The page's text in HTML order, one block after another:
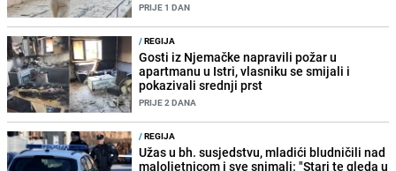
PRIJE 1 DAN
/REGIJA
Gosti iz Njemačke napravili požar u
apartmanu u Istri, vlasniku se smijali i
pokazivali srednji prst
PRIJE 2 DANA
/REGIJA
Užas u bh. susjedstvu, mladići bludničili nad
maloljetnicom i sve snimali: "Stari te gleda u